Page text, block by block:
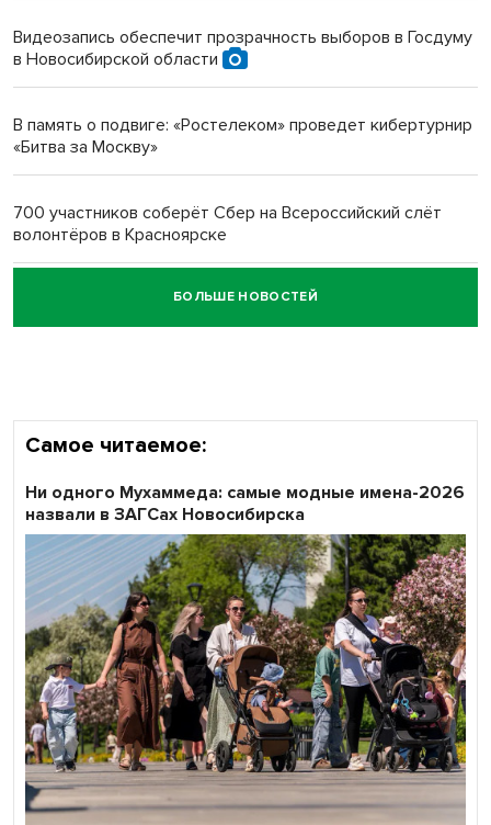
Новосибирский преподаватель с женой вошли в топ-16
Обновлённое отделение ВТБ открылось в Искитиме
Видеозапись обеспечит прозрачность выборов в Госдуму
в Новосибирской области
В память о подвиге: «Ростелеком» проведет кибертурнир
«Битва за Москву»
700 участников соберёт Сбер на Всероссийский слёт
волонтёров в Красноярске
Честный выбор: видеонаблюдение обеспечит
объективность результатов ЕДГ в Новосибирской
БОЛЬШЕ НОВОСТЕЙ
Самое читаемое:
Ни одного Мухаммеда: самые модные имена-2026
назвали в ЗАГСах Новосибирска